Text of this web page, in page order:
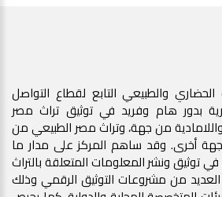
والطبيعي التابع لقطاع التواصل
بدور هام وفريد في توثيق تراث مصر
واللامادية من جهة، وتراث مصر الطبيعي من
أخرى. وقد ساهم المركز على مدار ما
توثيق ونشر المعلومات المتعلقة بالتراث
من مشروعات التوثيق الرقمي وذلك